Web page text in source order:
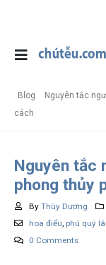
Blog
Nguyên tắc
cách
Nguyên tắc
phong thủy
By Thùy Dương
hoa điểu, phú quý
0 Comments